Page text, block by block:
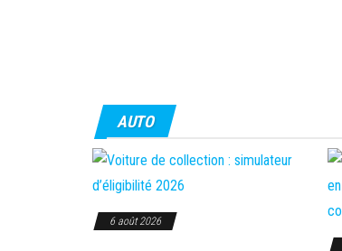
AUTO
6 août 2026